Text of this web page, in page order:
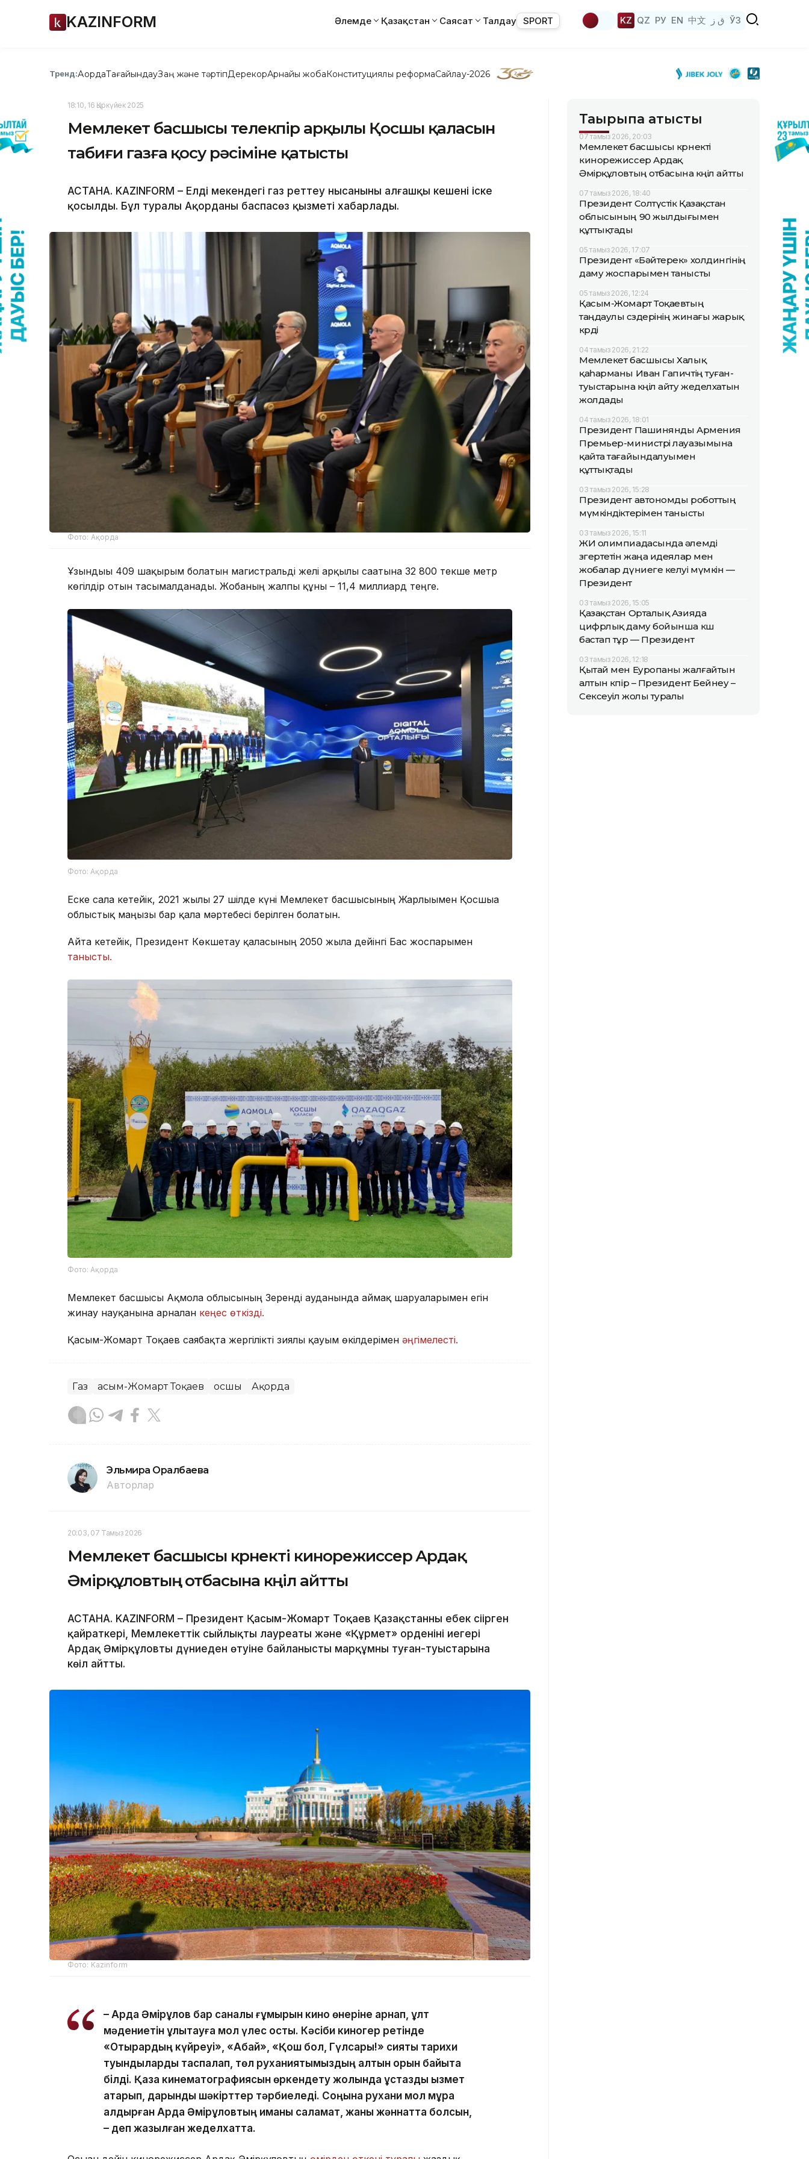
KAZINFORM Әлемде Қазақстан Саясат Талдау SPORT KZ QZ РУ EN 中文 ق ز ЎЗ
Тренд:АқордаТағайындауЗаң және тәртіпДерекқорАрнайы жобаКонституциялық реформаСайлау-2026
18:10, 16 Қыркүйек 2025
Мемлекет басшысы телекөпір арқылы Қосшы қаласын
табиғи газға қосу рәсіміне қатысты
АСТАНА. KAZINFORM – Елді мекендегі газ реттеу нысанының алғашқы кешені іске
қосылды. Бұл туралы Ақорданың баспасөз қызметі хабарлады.
Фото: Ақорда
Ұзындығы 409 шақырым болатын магистральді желі арқылы сағатына 32 800 текше метр
көгілдір отын тасымалданады. Жобаның жалпы құны – 11,4 миллиард теңге.
Фото: Ақорда
Еске сала кетейік, 2021 жылы 27 шілде күні Мемлекет басшысының Жарлығымен Қосшыға
облыстық маңызы бар қала мәртебесі берілген болатын.
Айта кетейік, Президент Көкшетау қаласының 2050 жылға дейінгі Бас жоспарымен
танысты.
Фото: Ақорда
Мемлекет басшысы Ақмола облысының Зеренді ауданында аймақ шаруаларымен егін
жинау науқанына арналған кеңес өткізді.
Қасым-Жомарт Тоқаев саябақта жергілікті зиялы қауым өкілдерімен әңгімелесті.
Газ Қасым-Жомарт Тоқаев Қосшы Ақорда
Эльмира Оралбаева
Авторлар
20:03, 07 Тамыз 2026
Мемлекет басшысы көрнекті кинорежиссер Ардақ
Әмірқұловтың отбасына көңіл айтты
АСТАНА. KAZINFORM – Президент Қасым-Жомарт Тоқаев Қазақстанның еңбек сіңірген
қайраткері, Мемлекеттік сыйлықтың лауреаты және «Құрмет» орденінің иегері
Ардақ Әмірқұловтың дүниеден өтуіне байланысты марқұмның туған-туыстарына
көңіл айтты.
Фото: Kazinform
– Ардақ Әмірқұлов бар саналы ғұмырын кино өнеріне арнап, ұлт
мәдениетін ұлықтауға мол үлес қосты. Кәсіби киногер ретінде
«Отырардың күйреуі», «Абай», «Қош бол, Гүлсары!» сияқты тарихи
туындыларды таспалап, төл руханиятымыздың алтын қорын байыта
білді. Қазақ кинематографиясын өркендету жолында ұстаздық қызмет
атқарып, дарынды шәкірттер тәрбиеледі. Соңына рухани мол мұра
қалдырған Ардақ Әмірқұловтың иманы саламат, жаны жәннатта болсын,
– деп жазылған жеделхатта.
Тақырыпқа қатысты
07 тамыз 2026, 20:03
Мемлекет басшысы көрнекті
кинорежиссер Ардақ
Әмірқұловтың отбасына көңіл айтты
07 тамыз 2026, 18:40
Президент Солтүстік Қазақстан
облысының 90 жылдығымен
құттықтады
05 тамыз 2026, 17:07
Президент «Бәйтерек» холдингінің
даму жоспарымен танысты
05 тамыз 2026, 12:24
Қасым-Жомарт Тоқаевтың
таңдаулы сөздерінің жинағы жарық
көрді
04 тамыз 2026, 21:22
Мемлекет басшысы Халық
қаһарманы Иван Гапичтің туған-
туыстарына көңіл айту жеделхатын
жолдады
04 тамыз 2026, 18:01
Президент Пашинянды Армения
Премьер-министрі лауазымына
қайта тағайындалуымен
құттықтады
03 тамыз 2026, 15:28
Президент автономды роботтың
мүмкіндіктерімен танысты
03 тамыз 2026, 15:11
ЖИ олимпиадасында әлемді
өзгертетін жаңа идеялар мен
жобалар дүниеге келуі мүмкін —
Президент
03 тамыз 2026, 15:05
Қазақстан Орталық Азияда
цифрлық даму бойынша көш
бастап тұр — Президент
03 тамыз 2026, 12:18
Қытай мен Еуропаны жалғайтын
алтын көпір – Президент Бейнеу –
Сексеуіл жолы туралы